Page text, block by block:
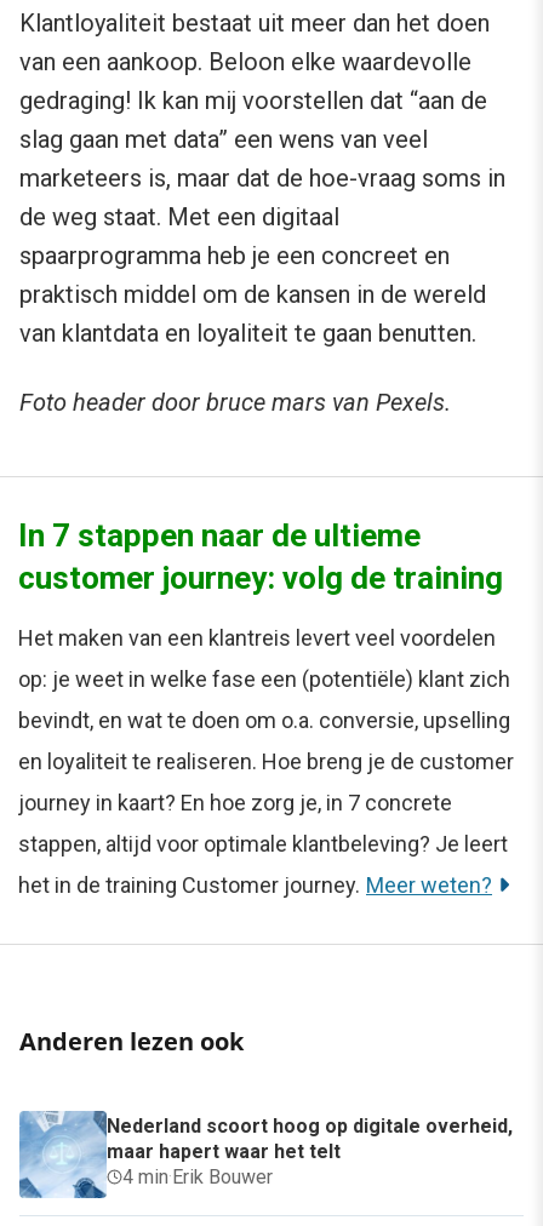
Klantloyaliteit bestaat uit meer dan het doen
van een aankoop. Beloon elke waardevolle
gedraging! Ik kan mij voorstellen dat “aan de
slag gaan met data” een wens van veel
marketeers is, maar dat de hoe-vraag soms in
de weg staat. Met een digitaal
spaarprogramma heb je een concreet en
praktisch middel om de kansen in de wereld
van klantdata en loyaliteit te gaan benutten.
Foto header door bruce mars van Pexels.
In 7 stappen naar de ultieme
customer journey: volg de training
Het maken van een klantreis levert veel voordelen
op: je weet in welke fase een (potentiële) klant zich
bevindt, en wat te doen om o.a. conversie, upselling
en loyaliteit te realiseren. Hoe breng je de customer
journey in kaart? En hoe zorg je, in 7 concrete
stappen, altijd voor optimale klantbeleving? Je leert
het in de training Customer journey. Meer weten?
Anderen lezen ook
Nederland scoort hoog op digitale overheid,
maar hapert waar het telt
4 min·Erik Bouwer